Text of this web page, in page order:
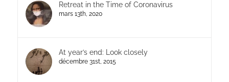
Retreat in the Time of Coronavirus
mars 13th, 2020
At year’s end: Look closely
décembre 31st, 2015